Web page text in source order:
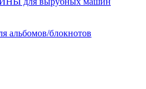
блокнотов